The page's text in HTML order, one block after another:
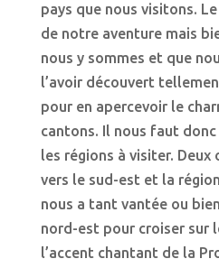
pays que nous visitons.
de notre aventure mais
nous y sommes et que
l’avoir découvert
pour en apercevoir le
cantons. Il nous faut
les régions à visiter.
vers le sud-est et la
nous a tant vantée ou
nord-est pour croiser sur
l’accent chantant de la